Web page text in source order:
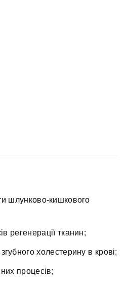
шлунково-кишкового
регенерації тканин;
холестерину в крові;
процесів;